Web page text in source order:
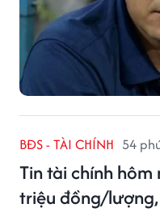
BĐS - TÀI CHÍNH 54
Tin tài chính
triệu đồng/lượng,